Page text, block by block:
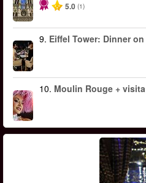
5.0 (1)
9. Eiffel Tower: Dinner
10. Moulin Rouge +